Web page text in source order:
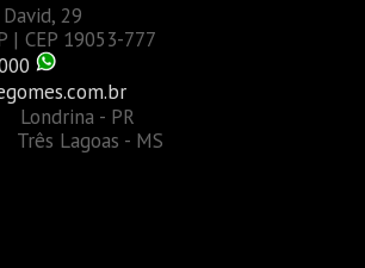
29
| CEP 19053-777
Londrina - PR
Lagoas - MS